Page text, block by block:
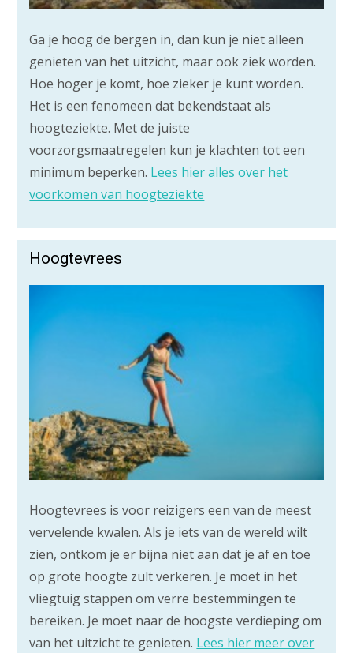
Ga je hoog de bergen in, dan kun je niet alleen
genieten van het uitzicht, maar ook ziek worden.
Hoe hoger je komt, hoe zieker je kunt worden.
Het is een fenomeen dat bekendstaat als
hoogteziekte. Met de juiste
voorzorgsmaatregelen kun je klachten tot een
minimum beperken. Lees hier alles over het
voorkomen van hoogteziekte
Hoogtevrees
Hoogtevrees is voor reizigers een van de meest
vervelende kwalen. Als je iets van de wereld wilt
zien, ontkom je er bijna niet aan dat je af en toe
op grote hoogte zult verkeren. Je moet in het
vliegtuig stappen om verre bestemmingen te
bereiken. Je moet naar de hoogste verdieping om
van het uitzicht te genieten. Lees hier meer over